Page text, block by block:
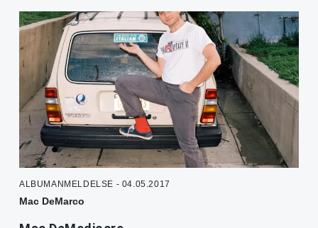
ALBUMANMELDELSE - 04.05.2017
Mac DeMarco